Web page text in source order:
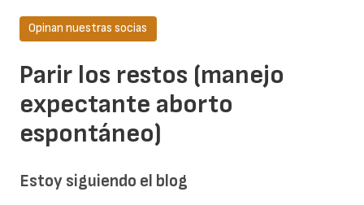
Parir los restos (manejo
expectante aborto
espontáneo)
Opinan nuestras socias
Estoy siguiendo el blog